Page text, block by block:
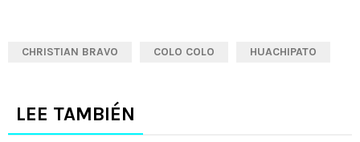
CHRISTIAN BRAVO COLO COLO HUACHIPATO
LEE TAMBIÉN